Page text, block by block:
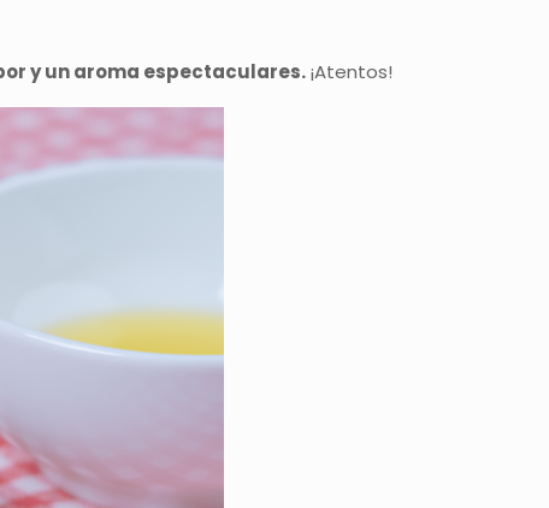
y un aroma espectaculares.¡Atentos!